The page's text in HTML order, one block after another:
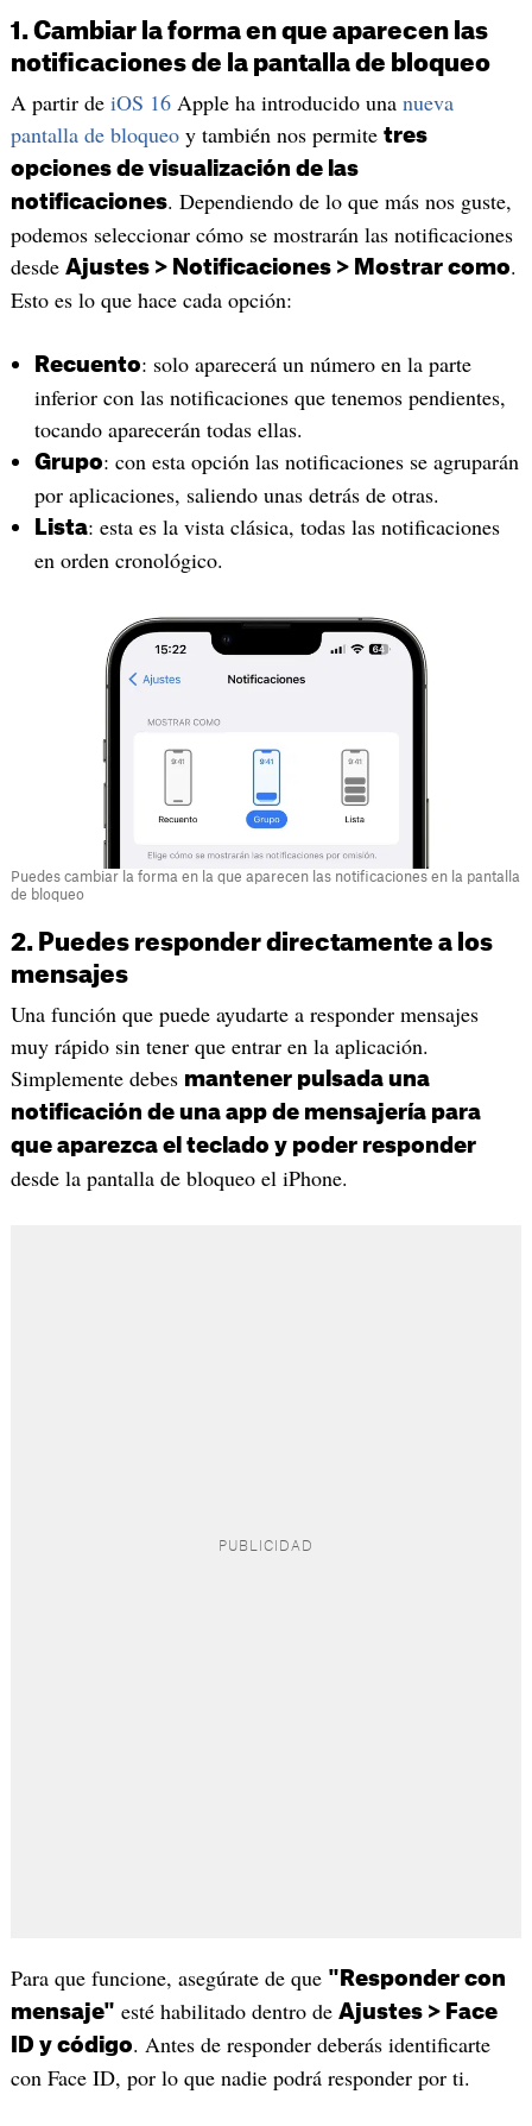
1. Cambiar la forma en que aparecen las
notificaciones de la pantalla de bloqueo
A partir de iOS 16Apple ha introducido una nueva
pantalla de bloqueoy también nos permite tres
opciones de visualización de las
notificaciones. Dependiendo de lo que más nos guste,
podemos seleccionar cómo se mostrarán las notificaciones
desde Ajustes > Notificaciones > Mostrar como.
Esto es lo que hace cada opción:
Recuento: solo aparecerá un número en la parte
inferior con las notificaciones que tenemos pendientes,
tocando aparecerán todas ellas.
Grupo: con esta opción las notificaciones se agruparán
por aplicaciones, saliendo unas detrás de otras.
Lista: esta es la vista clásica, todas las notificaciones
en orden cronológico.
Puedes cambiar la forma en la que aparecen las notificaciones en la pantalla
de bloqueo
2. Puedes responder directamente a los
mensajes
Una función que puede ayudarte a responder mensajes
muy rápido sin tener que entrar en la aplicación.
Simplemente debes mantener pulsada una
notificación de una app de mensajería para
que aparezca el teclado y poder responder
desde la pantalla de bloqueo el iPhone.
Para que funcione, asegúrate de que "Responder con
mensaje" esté habilitado dentro de Ajustes > Face
ID y código. Antes de responder deberás identificarte
con Face ID, por lo que nadie podrá responder por ti.